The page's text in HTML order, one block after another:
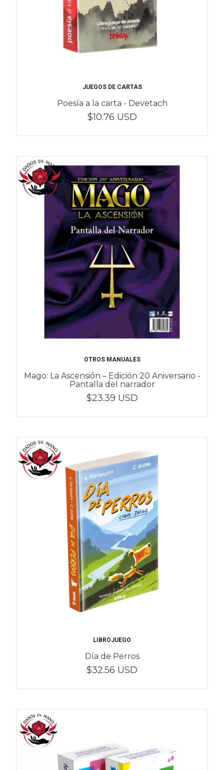
JUEGOS DE CARTAS
Poesía a la carta - Devetach
$10.76 USD
OTROS MANUALES
Mago: La Ascensión – Edición 20 Aniversario -
Pantalla del narrador
$23.39 USD
LIBROJUEGO
Día de Perros
$32.56 USD